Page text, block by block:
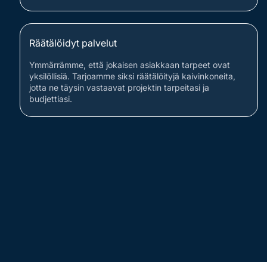
Räätälöidyt palvelut
Ymmärrämme, että jokaisen asiakkaan tarpeet ovat
yksilöllisiä. Tarjoamme siksi räätälöityjä kaivinkoneita,
jotta ne täysin vastaavat projektin tarpeitasi ja
budjettiasi.